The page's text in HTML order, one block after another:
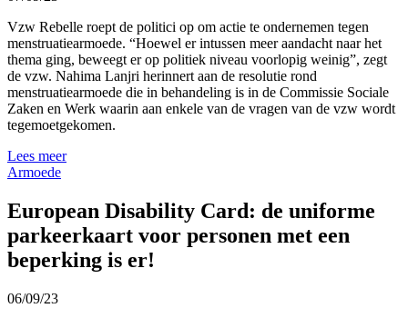
Vzw Rebelle roept de politici op om actie te ondernemen tegen
menstruatiearmoede. “Hoewel er intussen meer aandacht naar het
thema ging, beweegt er op politiek niveau voorlopig weinig”, zegt
de vzw. Nahima Lanjri herinnert aan de resolutie rond
menstruatiearmoede die in behandeling is in de Commissie Sociale
Zaken en Werk waarin aan enkele van de vragen van de vzw wordt
tegemoetgekomen.
Lees meer
Armoede
European Disability Card: de uniforme
parkeerkaart voor personen met een
beperking is er!
06/09/23